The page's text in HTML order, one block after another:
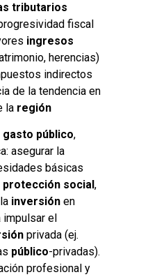
tributarios
fiscal
ingresos
herencias)
indirectos
de la tendencia en
la región
público,
asegurar la
básicas
protección social,
inversiónen
el
privada (ej.
público-privadas).
profesional y